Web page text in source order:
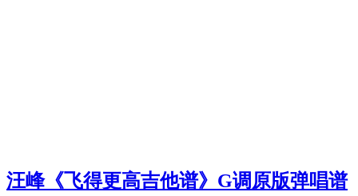
汪峰《飞得更高吉他谱》G调原版弹唱谱